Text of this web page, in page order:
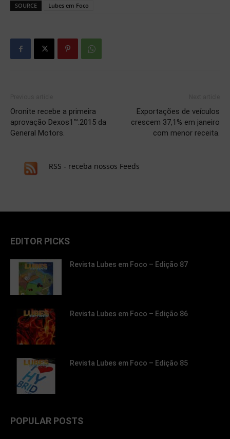
SOURCE Lubes em Foco
Oronite recebe a primeira
aprovação Dexos1™:2015 da
General Motors.
Exportações de veículos
crescem 37,1% em janeiro
com menor receita.
RSS - receba nossos Feeds
EDITOR PICKS
Revista Lubes em Foco – Edição 87
Revista Lubes em Foco – Edição 86
Revista Lubes em Foco – Edição 85
POPULAR POSTS